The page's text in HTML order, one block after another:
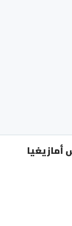
أمازيغيا